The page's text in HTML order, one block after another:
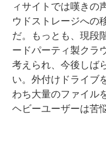
ィサイトでは嘆きの
ウドストレージへの
だ。もっとも、現段
ードパーティ製クラ
考えられ、今後しば
い。外付けドライブ
わち大量のファイル
ヘビーユーザーは苦